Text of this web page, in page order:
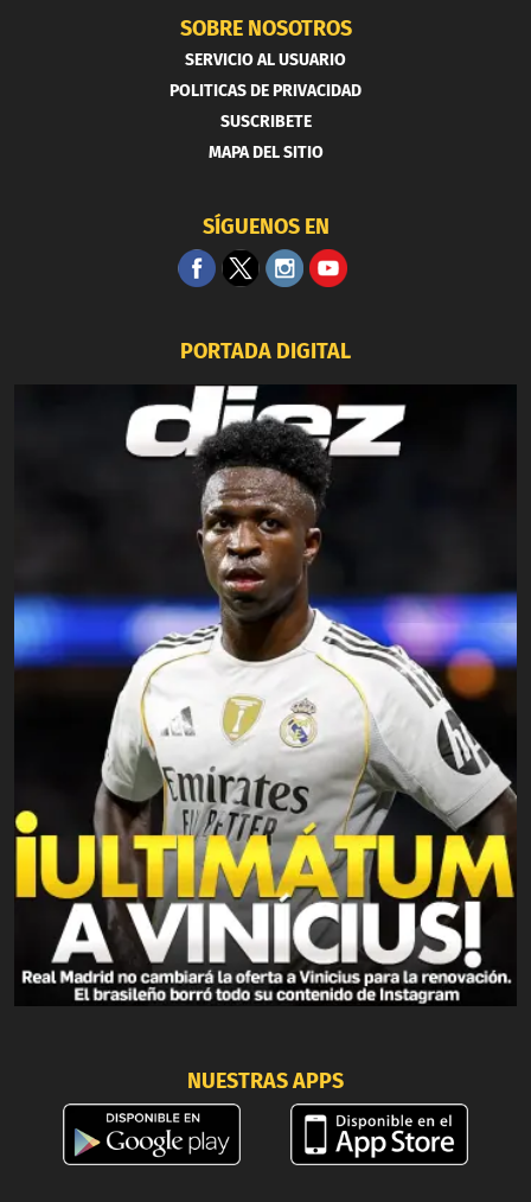
SOBRE NOSOTROS
SERVICIO AL USUARIO
POLITICAS DE PRIVACIDAD
SUSCRIBETE
MAPA DEL SITIO
SÍGUENOS EN
PORTADA DIGITAL
NUESTRAS APPS